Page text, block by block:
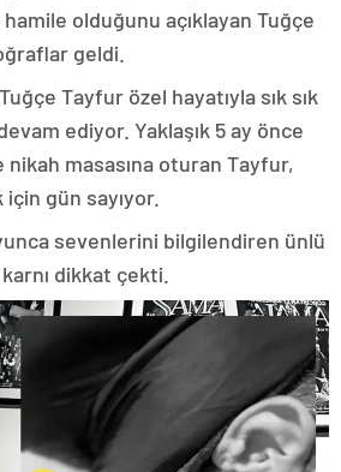
olduğunu açıklayan Tuğçe
geldi.
Tayfur özel hayatıyla sık sık
ediyor. Yaklaşık 5 ay önce
nikah masasına oturan Tayfur,
gün sayıyor.
sevenlerini bilgilendiren ünlü
dikkat çekti.